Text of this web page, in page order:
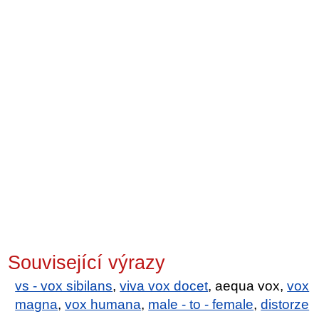
Související výrazy
vs - vox sibilans,viva vox docet, aequa vox,vox
magna,vox humana, male - to - female,distorze